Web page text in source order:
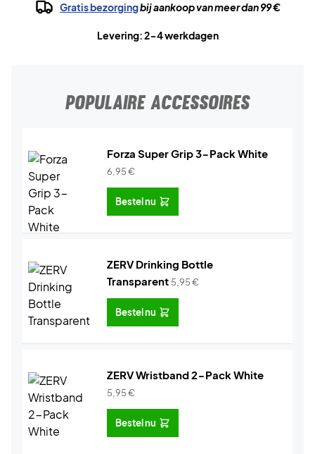
Gratis bezorgingbij aankoop van meer dan 99 €
Levering: 2-4 werkdagen
POPULAIRE ACCESSOIRES
Forza Super Grip 3-Pack White
6,95€
Bestel nu
ZERV Drinking Bottle
Transparent 5,95€
Bestel nu
ZERV Wristband 2-Pack White
5,95€
Bestel nu